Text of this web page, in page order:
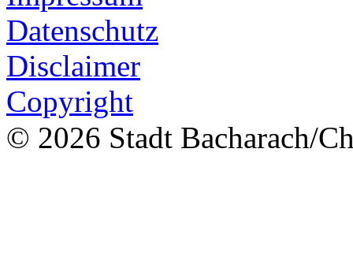
Datenschutz
Disclaimer
Copyright
© 2026 Stadt Bacharach/